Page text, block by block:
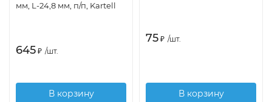
мм, L-24,8 мм, п/п, Kartell
645 ₽ /шт.
В корзину
75 ₽ /шт.
В корзину